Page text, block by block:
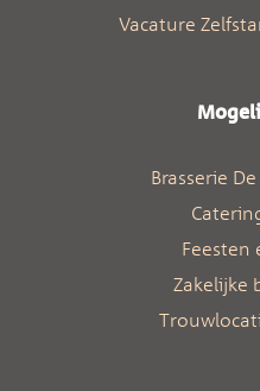
Vacature
Brasserie
Feesten
Zakelijke